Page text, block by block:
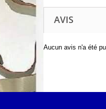
AVIS
Aucun avis n'a été